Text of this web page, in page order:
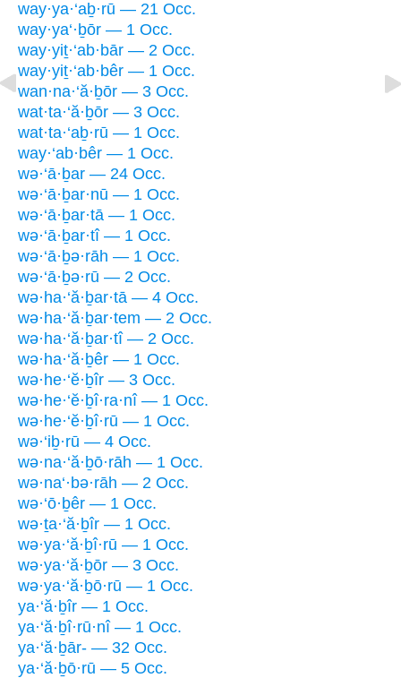
way·ya·‘aḇ·rū — 21 Occ.
way·ya‘·ḇōr — 1 Occ.
way·yiṯ·‘ab·bār — 2 Occ.
way·yiṯ·‘ab·bêr — 1 Occ.
wan·na·‘ă·ḇōr — 3 Occ.
wat·ta·‘ă·ḇōr — 3 Occ.
wat·ta·‘aḇ·rū — 1 Occ.
way·‘ab·bêr — 1 Occ.
wə·‘ā·ḇar — 24 Occ.
wə·‘ā·ḇar·nū — 1 Occ.
wə·‘ā·ḇar·tā — 1 Occ.
wə·‘ā·ḇar·tî — 1 Occ.
wə·‘ā·ḇə·rāh — 1 Occ.
wə·‘ā·ḇə·rū — 2 Occ.
wə·ha·‘ă·ḇar·tā — 4 Occ.
wə·ha·‘ă·ḇar·tem — 2 Occ.
wə·ha·‘ă·ḇar·tî — 2 Occ.
wə·ha·‘ă·ḇêr — 1 Occ.
wə·he·‘ĕ·ḇîr — 3 Occ.
wə·he·‘ĕ·ḇî·ra·nî — 1 Occ.
wə·he·‘ĕ·ḇî·rū — 1 Occ.
wə·‘iḇ·rū — 4 Occ.
wə·na·‘ă·ḇō·rāh — 1 Occ.
wə·na‘·bə·rāh — 2 Occ.
wə·‘ō·ḇêr — 1 Occ.
wə·ṯa·‘ă·ḇîr — 1 Occ.
wə·ya·‘ă·ḇî·rū — 1 Occ.
wə·ya·‘ă·ḇōr — 3 Occ.
wə·ya·‘ă·ḇō·rū — 1 Occ.
ya·‘ă·ḇîr — 1 Occ.
ya·‘ă·ḇî·rū·nî — 1 Occ.
ya·‘ă·ḇār- — 32 Occ.
ya·‘ă·ḇō·rū — 5 Occ.